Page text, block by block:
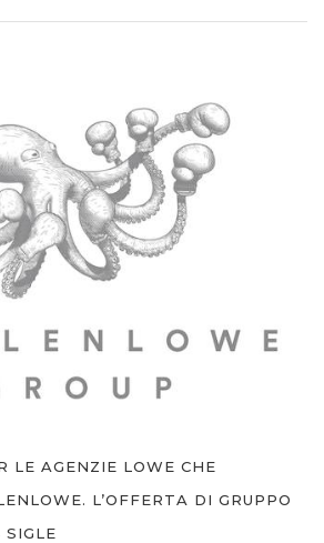
LE AGENZIE LOWE CHE
L’OFFERTA DI GRUPPO